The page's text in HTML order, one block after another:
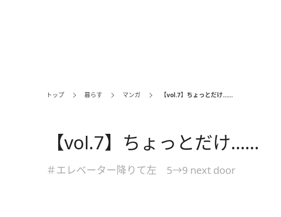
トップ 暮らす マンガ 【vol.7】ちょっとだけ……
【vol.7】ちょっとだけ……
＃エレベーター降りて左 5→9 next door